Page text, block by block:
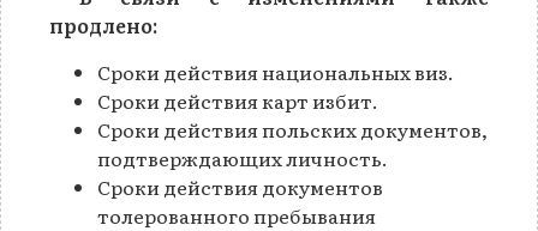
продлено:
Сроки действия национальных виз.
Сроки действия карт избит.
Сроки действия польских документов,
подтверждающих личность.
Сроки действия документов
толерованного пребывания